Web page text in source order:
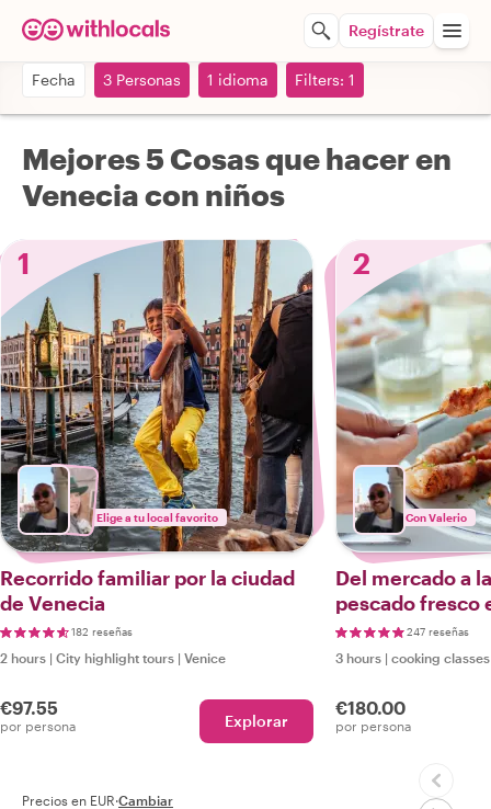
Regístrate
Fecha 3 Personas 1 idioma Filters: 1
Mejores 5 Cosas que hacer en
Venecia con niños
1
Elige a tu local favorito
Recorrido familiar por la ciudad
de Venecia
182 reseñas
2 hours | City highlight tours | Venice
€97.55
por persona Explorar
2
Con Valerio
Del mercado a
pescado fresco
247 reseñas
3 hours | cooking classes
€180.00
por persona
Precios en EUR·Cambiar